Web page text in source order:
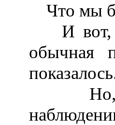
Что мы
И вот,
обычная
Но,